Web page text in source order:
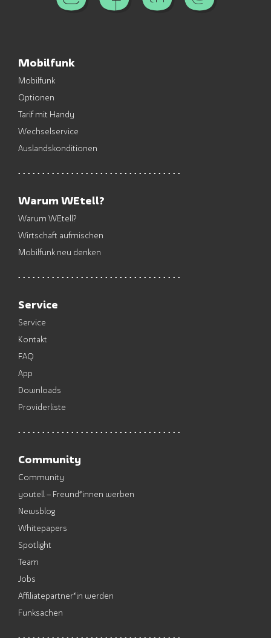
Mobilfunk
Mobilfunk
Optionen
Tarif mit Handy
Wechselservice
Auslandskonditionen
Warum WEtell?
Warum WEtell?
Wirtschaft aufmischen
Mobilfunk neu denken
Service
Service
Kontakt
FAQ
App
Downloads
Providerliste
Community
Community
youtell – Freund*innen werben
Newsblog
Whitepapers
Spotlight
Team
Jobs
Affiliatepartner*in werden
Funksachen